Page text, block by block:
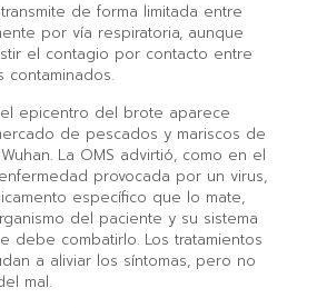
de forma limitada entre
por vía respiratoria, aunque
el contagio por contacto entre
epicentro del brote aparece
de pescados y mariscos de
La OMS advirtió, como en el
provocada por un virus,
específico que lo mate,
del paciente y su sistema
debe combatirlo. Los tratamientos
a aliviar los síntomas, pero no
mal.